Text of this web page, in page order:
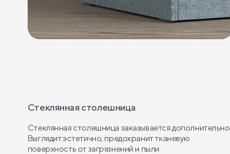
Стеклянная столешница
Стеклянная столешница заказывается дополнительно.
Выглядит эстетично, предохранит тканевую
поверхность от загрязнений и пыли.